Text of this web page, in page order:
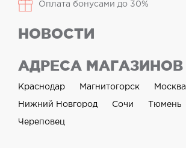
Оплата бонусами до 30%
НОВОСТИ
АДРЕСА МАГАЗИНОВ
Краснодар Магнитогорск Москва
Нижний Новгород Сочи Тюмень
Череповец